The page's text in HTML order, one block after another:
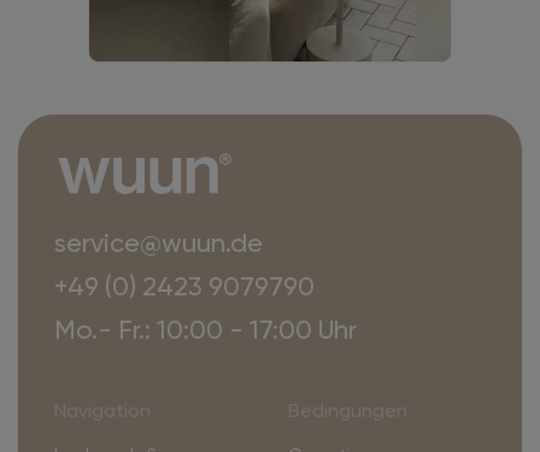
service@wuun.de
+49 (0) 2423 9079790
Mo.- Fr.: 10:00 - 17:00 Uhr